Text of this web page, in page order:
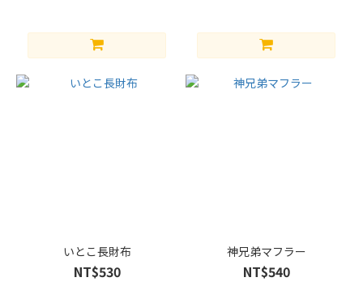
いとこ長財布
NT$530
神兄弟マフラー
NT$540